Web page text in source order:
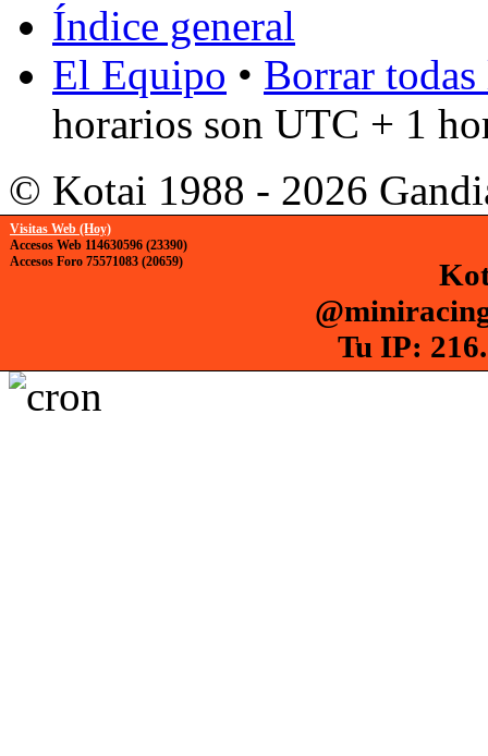
Índice general
El Equipo • Borrar
horarios son UTC + 1
© Kotai 1988 - 2026
Visitas Web (Hoy)
Accesos Web 114630596 (23390)
Accesos Foro 75571083 (20659)
Tu IP: